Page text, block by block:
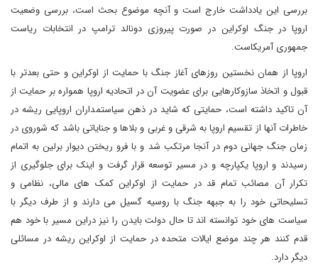
بررسی این یادداشت خارج است و آنچه موضوع بحث است، بررسی وضعیت
اروپا در جنگ اوکراین در صورت پیروزی دونالد ترامپ در انتخابات ریاست
جمهوری آمریکاست.
اروپا از همان نخستین روزهای آغاز جنگ با حمایت از اوکراین و حتی بعدتر با
قبول و اتخاذ سازوکارهایی برای عضویت آن در اتحادیه اروپا همواره بر حمایت از
آن تاکید داشته است، حمایتی که شاید در ذهن سیاستمداران اروپایی ریشه در
خاطرات آنها از تقسیم اروپا به شرقی و غربی و بلاها و جنایاتی باشد که شوروی در
زمان جنگ جهانی دوم در آنجا مرتکب شد و با فرو ریختن دیوار برلین به اتمام
رسیدند و اروپا یکپارچه و در مسیر توسعه قرار گرفت و اینک برای جلوگیری از
تکرار آن مصائب تمام قد در حمایت از اوکراین کمک های مالی، نظامی و
تسلیحاتی خود را به جبهه جنگ با روسیه گسیل می دارند و از طرف دیگر با
سیاست های خود توانسته اند تا حال دولت بایدن را نیز دراین مسیر با خود هم
قدم کنند هر چند موضع ایالات متحده در حمایت از اوکراین ریشه در مسائلی
دیگر دارد.